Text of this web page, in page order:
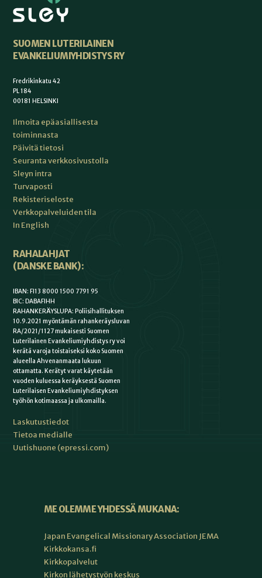
SUOMEN LUTERILAINEN
EVANKELIUMIYHDISTYS RY
Fredrikinkatu 42
PL 184
00181 HELSINKI
Ilmoita epäasiallisesta
toiminnasta
Päivitä tietosi
Seuranta verkkosivustolla
Sleyn intra
Turvaposti
Rekisteriseloste
Verkkopalveluiden tila
In English
RAHALAHJAT
(DANSKE BANK):
IBAN: FI13 8000 1500 7791 95
BIC: DABAFIHH
RAHANKERÄYSLUPA: Poliisihallituksen
10.9.2021 myöntämän rahankeräysluvan
RA/2021/1127 mukaisesti Suomen
Luterilainen Evankeliumiyhdistys ry voi
kerätä varoja toistaiseksi koko Suomen
alueella Ahvenanmaata lukuun
ottamatta. Kerätyt varat käytetään
vuoden kuluessa keräyksestä Suomen
Luterilaisen Evankeliumiyhdistyksen
työhön kotimaassa ja ulkomailla.
Laskutustiedot
Tietoa medialle
Uutishuone (epressi.com)
ME OLEMME YHDESSÄ MUKANA:
Japan Evangelical Missionary Association JEMA
Kirkkokansa.fi
Kirkkopalvelut
Kirkon lähetystyön keskus